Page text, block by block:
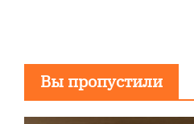
Вы пропустили